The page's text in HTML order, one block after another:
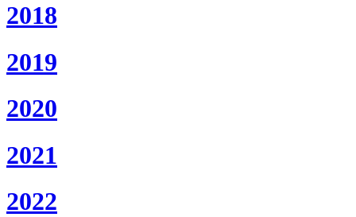
2018
2019
2020
2021
2022